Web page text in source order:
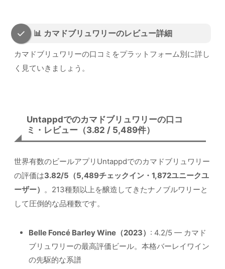
📊 カマドブリュワリーのレビュー詳細
カマドブリュワリーの口コミをプラットフォーム別に詳し
く見ていきましょう。
Untappdでのカマドブリュワリーの口コ
ミ・レビュー（3.82 / 5,489件）
世界有数のビールアプリUntappdでのカマドブリュワリー
の評価は3.82/5（5,489チェックイン・1,872ユニークユ
ーザー） 。213種類以上を醸造してきたナノブルワリーと
して圧倒的な品種数です。
Belle Foncé Barley Wine（2023） : 4.2/5 — カマド
ブリュワリーの最高評価ビール。本格バーレイワイン
の先駆的な系譜